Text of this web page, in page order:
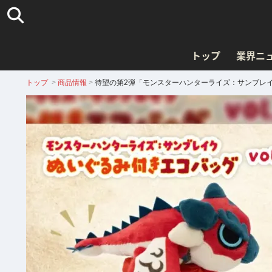
トップ 業界ニ
トップ > 商品情報 > 待望の第2弾「モンスターハンターライズ：サンブレ